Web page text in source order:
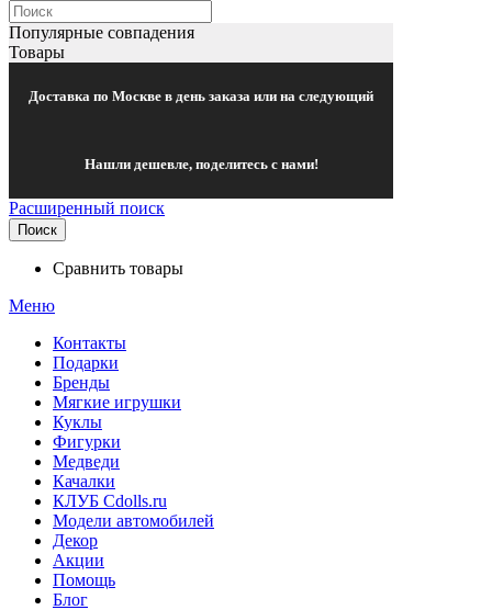
Популярные совпадения
Товары
Доставка по Москве в день заказа или на следующий
Нашли дешевле, поделитесь с нами!
Расширенный поиск
Поиск
Сравнить товары
Меню
Контакты
Подарки
Бренды
Мягкие игрушки
Куклы
Фигурки
Медведи
Качалки
КЛУБ Cdolls.ru
Модели автомобилей
Декор
Акции
Помощь
Блог